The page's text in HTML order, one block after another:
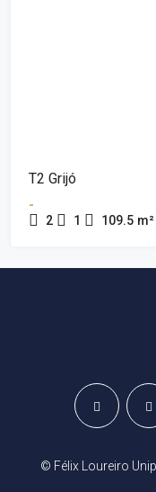
T2 Grijó
-
2 1 109.5 m²
© Félix Loureiro